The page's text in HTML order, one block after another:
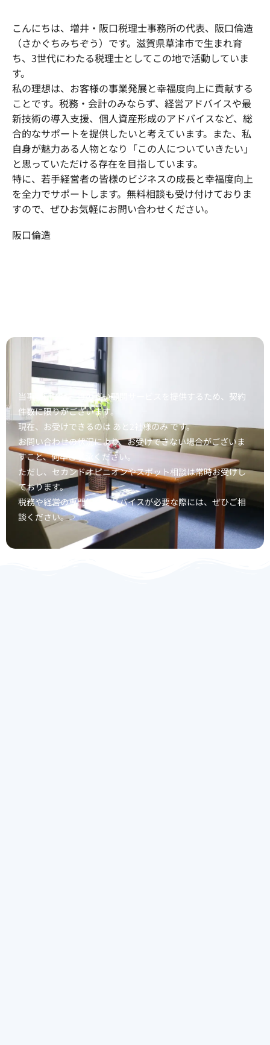
こんにちは、増井・阪口税理士事務所の代表、阪口倫造
（さかぐちみちぞう）です。滋賀県草津市で生まれ育
ち、3世代にわたる税理士としてこの地で活動していま
す。
私の理想は、お客様の事業発展と幸福度向上に貢献する
ことです。税務・会計のみならず、経営アドバイスや最
新技術の導入支援、個人資産形成のアドバイスなど、総
合的なサポートを提供したいと考えています。また、私
自身が魅力ある人物となり「この人についていきたい」
と思っていただける存在を目指しています。
特に、若手経営者の皆様のビジネスの成長と幸福度向上
を全力でサポートします。無料相談も受け付けておりま
すので、ぜひお気軽にお問い合わせください。
阪口倫造
当事務所では、質の高い顧問サービスを提供するため、契約
件数に限りがございます。
現在、お受けできるのは あと2社様のみ です。
お問い合わせの状況により、お受けできない場合がございま
すこと、何卒ご了承ください。
ただし、セカンドオピニオンやスポット相談は常時お受けし
ております。
税務や経営の専門的なアドバイスが必要な際には、ぜひご相
談ください。